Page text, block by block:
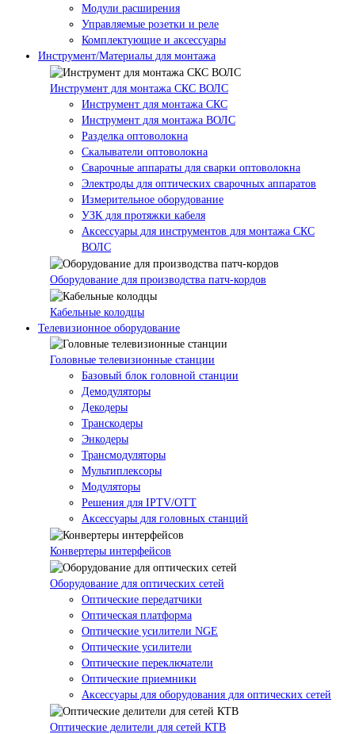
Модули расширения
Управляемые розетки и реле
Комплектующие и аксессуары
Инструмент/Материалы для монтажа
Инструмент для монтажа СКС ВОЛС
Инструмент для монтажа СКС
Инструмент для монтажа ВОЛС
Разделка оптоволокна
Скалыватели оптоволокна
Сварочные аппараты для сварки оптоволокна
Электроды для оптических сварочных аппаратов
Измерительное оборудование
УЗК для протяжки кабеля
Аксессуары для инструментов для монтажа СКС
ВОЛС
Оборудование для производства патч-кордов
Кабельные колодцы
Телевизионное оборудование
Головные телевизионные станции
Базовый блок головной станции
Демодуляторы
Декодеры
Транскодеры
Энкодеры
Трансмодуляторы
Мультиплексоры
Модуляторы
Решения для IPTV/OTT
Аксессуары для головных станций
Конвертеры интерфейсов
Оборудование для оптических сетей
Оптические передатчики
Оптическая платформа
Оптические усилители NGE
Оптические усилители
Оптические переключатели
Оптические приемники
Аксессуары для оборудования для оптических сетей
Оптические делители для сетей КТВ